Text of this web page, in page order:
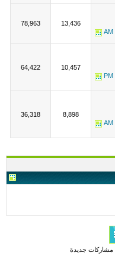
13,436
78,963
10,457
64,422
8,898
36,318
جديدة